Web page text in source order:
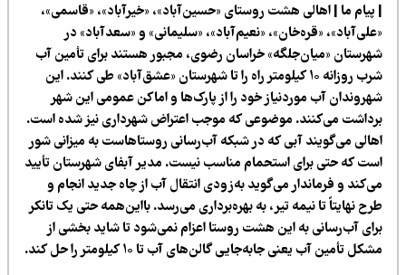
ما | اهالی هشت روستای «حسین‌آباد»، «خیرآباد»، «قاسمی»،
«قره‌خان»، «نعیم‌آباد»، «سلیمانی» و «سعدآباد» در
«میان‌جلگه» خراسان رضوی، مجبور هستند برای تأمین آب
شرب روزانه ۱۰ کیلومتر راه را تا شهرستان «عشق‌آباد» طی کنند. این
آب موردنیاز خود را از پارک‌ها و اماکن عمومی این شهر
می‌کنند. موضوعی که موجب اعتراض شهرداری نیز شده است.
می‌گویند آبی که در شبکه آب‌رسانی روستاهاست به میزانی شور
که حتی برای استحمام مناسب نیست. مدیر آبفای شهرستان تأیید
و فرماندار می‌گوید به‌زودی انتقال آب از چاه جدید انجام و
نهایتاً تا نیمه تیر، به بهره‌برداری می‌رسد. بااین‌همه حتی یک تانکر
آب‌رسانی به این هشت روستا اعزام نمی‌شود تا شاید بخشی از
تأمین آب یعنی جابه‌جایی گالن‌های آب تا ۱۰ کیلومتر را حل کند.